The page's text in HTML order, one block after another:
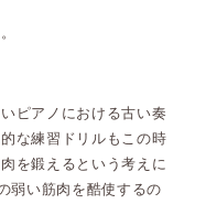
ピアノにおける古い奏
な練習ドリルもこの時
を鍛えるという考えに
弱い筋肉を酷使するの